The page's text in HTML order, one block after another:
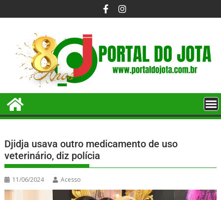
Djidja usava outro medicamento de uso
veterinário, diz polícia
11/06/2024 Acesso